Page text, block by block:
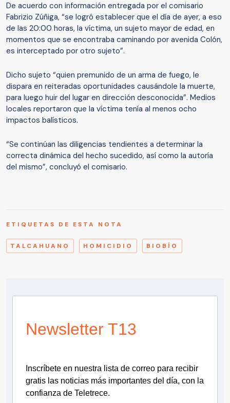
De acuerdo con información entregada por el comisario
Fabrizio Zúñiga, “se logró establecer que el día de ayer, a eso
de las 20:00 horas, la víctima, un sujeto mayor de edad, en
momentos que se encontraba caminando por avenida Colón,
es interceptado por otro sujeto”.
Dicho sujeto “quien premunido de un arma de fuego, le
dispara en reiteradas oportunidades causándole la muerte,
para luego huir del lugar en dirección desconocida”. Medios
locales reportaron que la víctima tenía al menos ocho
impactos balísticos.
“Se continúan las diligencias tendientes a determinar la
correcta dinámica del hecho sucedido, así como la autoría
del mismo”, concluyó el comisario.
ETIQUETAS DE ESTA NOTA
TALCAHUANO HOMICIDIO BIOBÍO
Newsletter T13
Inscríbete en nuestra lista de correo para recibir
gratis las noticias más importantes del día, con la
confianza de Teletrece.